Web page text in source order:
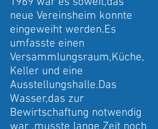
neue Vereinsheim konnte
eingeweiht werden.Es
umfasste einen
Versammlungsraum,Küche,
Keller und eine
Ausstellungshalle.Das
Wasser,das zur
Bewirtschaftung notwendig